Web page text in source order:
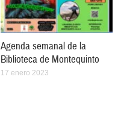
Agenda semanal de la
Biblioteca de Montequinto
17 enero 2023